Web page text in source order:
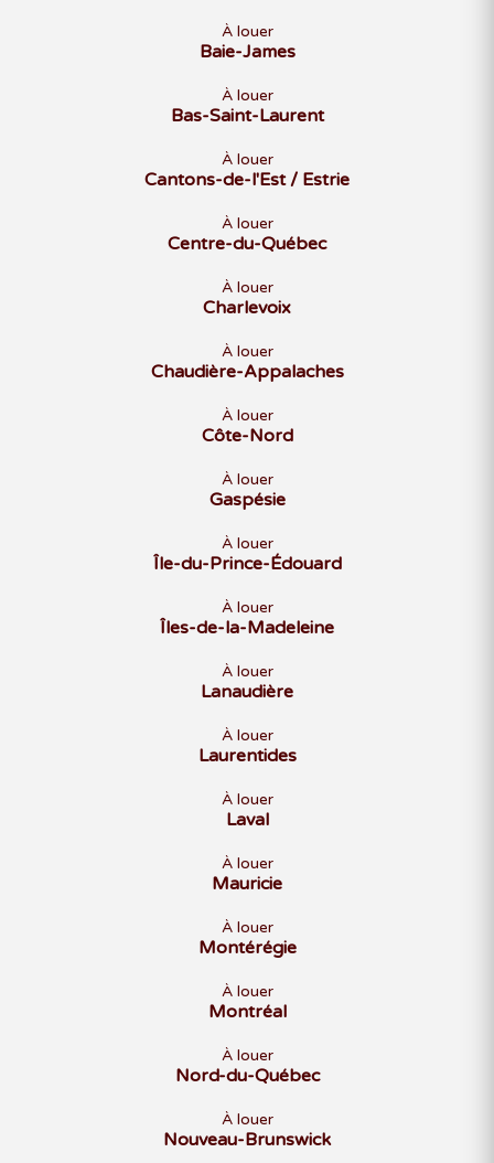
À louer
Baie-James
À louer
Bas-Saint-Laurent
À louer
Cantons-de-l'Est / Estrie
À louer
Centre-du-Québec
À louer
Charlevoix
À louer
Chaudière-Appalaches
À louer
Côte-Nord
À louer
Gaspésie
À louer
Île-du-Prince-Édouard
À louer
Îles-de-la-Madeleine
À louer
Lanaudière
À louer
Laurentides
À louer
Laval
À louer
Mauricie
À louer
Montérégie
À louer
Montréal
À louer
Nord-du-Québec
À louer
Nouveau-Brunswick